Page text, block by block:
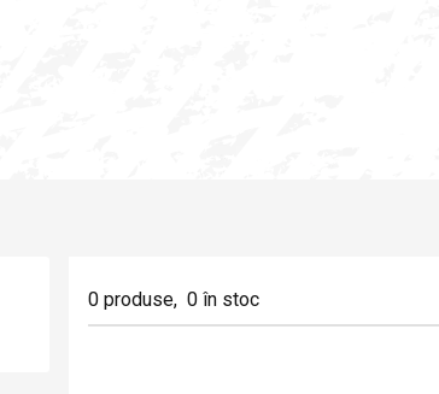
0 produse, 0 în stoc